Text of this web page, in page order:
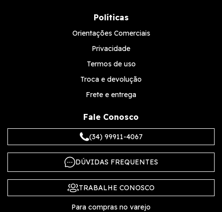
Políticas
Orientações Comerciais
Privacidade
Termos de uso
Troca e devolução
Frete e entrega
Fale Conosco
(34) 99911-4067
DÚVIDAS FREQUENTES
TRABALHE CONOSCO
Para compras no varejo